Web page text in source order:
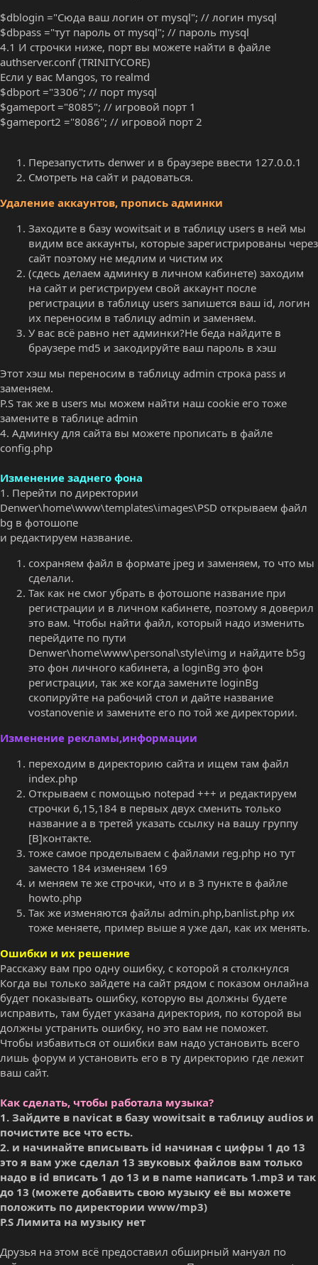
$dblogin ="Сюда ваш логин от mysql"; // логин mysql
$dbpass ="тут пароль от mysql"; // пароль mysql
4.1 И строчки ниже, порт вы можете найти в файле
authserver.conf (TRINITYCORE)
Если у вас Mangos, то realmd
$dbport ="3306"; // порт mysql
$gameport ="8085"; // игровой порт 1
$gameport2 ="8086"; // игровой порт 2
Перезапустить denwer и в браузере ввести 127.0.0.1
Смотреть на сайт и радоваться.
Удаление аккаунтов, пропись админки
Заходите в базу wowitsait и в таблицу users в ней мы
видим все аккаунты, которые зарегистрированы через
сайт поэтому не медлим и чистим их
(сдесь делаем админку в личном кабинете) заходим
на сайт и регистрируем свой аккаунт после
регистрации в таблицу users запишется ваш id, логин
их переносим в таблицу admin и заменяем.
У вас всё равно нет админки?Не беда найдите в
браузере md5 и закодируйте ваш пароль в хэш
Этот хэш мы переносим в таблицу admin строка pass и
заменяем.
P.S так же в users мы можем найти наш cookie его тоже
замените в таблице admin
4. Админку для сайта вы можете прописать в файле
config.php
Изменение заднего фона
1. Перейти по директории
Denwer\home\www\templates\images\PSD открываем файл
bg в фотошопе
и редактируем название.
сохраняем файл в формате jpeg и заменяем, то что мы
сделали.
Так как не смог убрать в фотошопе название при
регистрации и в личном кабинете, поэтому я доверил
это вам. Чтобы найти файл, который надо изменить
перейдите по пути
Denwer\home\www\personal\style\img и найдите b5g
это фон личного кабинета, а loginBg это фон
регистрации, так же когда замените loginBg
скопируйте на рабочий стол и дайте название
vostanovenie и замените его по той же директории.
Изменение рекламы,информации
переходим в директорию сайта и ищем там файл
index.php
Открываем с помощью notepad +++ и редактируем
строчки 6,15,184 в первых двух сменить только
название а в третей указать ссылку на вашу группу
[В]контакте.
тоже самое проделываем с файлами reg.php но тут
заместо 184 изменяем 169
и меняем те же строчки, что и в 3 пункте в файле
howto.php
Так же изменяются файлы admin.php,banlist.php их
тоже меняете, пример выше я уже дал, как их менять.
Ошибки и их решение
Расскажу вам про одну ошибку, с которой я столкнулся
Когда вы только зайдете на сайт рядом с показом онлайна
будет показывать ошибку, которую вы должны будете
исправить, там будет указана директория, по которой вы
должны устранить ошибку, но это вам не поможет.
Чтобы избавиться от ошибки вам надо установить всего
лишь форум и установить его в ту директорию где лежит
ваш сайт.
Как сделать, чтобы работала музыка?
1. Зайдите в navicat в базу wowitsait в таблицу audios и
почистите все что есть.
2. и начинайте вписывать id начиная с цифры 1 до 13
это я вам уже сделал 13 звуковых файлов вам только
надо в id вписать 1 до 13 и в name написать 1.mp3 и так
до 13 (можете добавить свою музыку её вы можете
положить по директории www/mp3)
P.S Лимита на музыку нет
Друзья на этом всё предоставил обширный мануал по